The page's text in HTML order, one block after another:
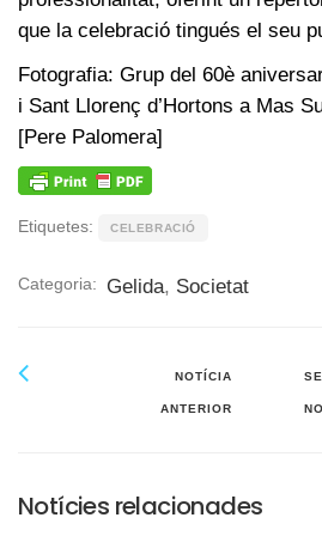
que la celebració tingués el seu
Fotografia: Grup del 60è
i Sant Llorenç d’Hortons a Mas
[Pere Palomera]
Etiquetes: CELEBRACIÓ
Categoria: Gelida, Societat
NOTÍCIA
ANTERIOR
Notícies relacionades